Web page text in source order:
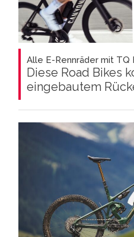
Alle E-Rennräder mit TQ
Diese Road Bikes
eingebautem